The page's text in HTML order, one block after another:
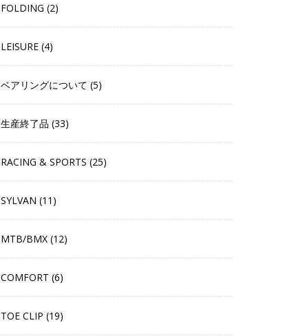
FOLDING (2)
LEISURE (4)
ベアリングについて (5)
生産終了品 (33)
RACING & SPORTS (25)
SYLVAN (11)
MTB/BMX (12)
COMFORT (6)
TOE CLIP (19)